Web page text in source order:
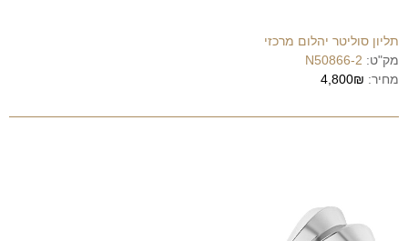
תליון סוליטר יהלום מרכזי
מק"ט: N50866-2
מחיר: 4,800₪